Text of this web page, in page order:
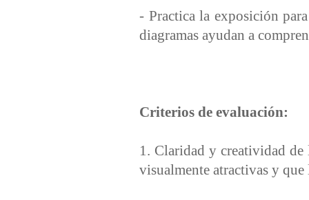
- Practica la exposición
diagramas ayudan a
Criterios de evaluación:
1. Claridad y creatividad de
visualmente atractivas y